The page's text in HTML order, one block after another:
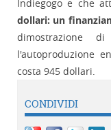
Indiegogo e che
dollari: un
dimostrazione
l'autoproduzione
costa 945 dollari.
CONDIVIDI